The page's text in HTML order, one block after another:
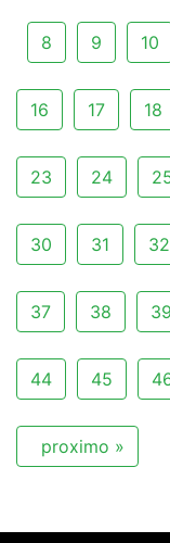
8 9 10
16 17 18
23 24
30 31 32
37 38 39
44 45
proximo »